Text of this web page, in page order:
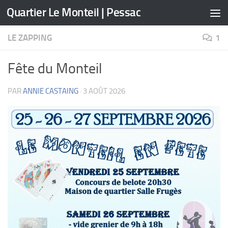
Skip to content
Quartier Le Monteil | Pessac
LE ZAPPING 1
Fête du Monteil
PARANNIE CASTAING · 3 AOÛT 2026